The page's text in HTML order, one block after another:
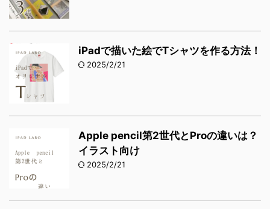
iPadで描いた絵でTシャツを作る方法！
2025/2/21
Apple pencil第2世代とProの違いは？
イラスト向け
2025/2/21